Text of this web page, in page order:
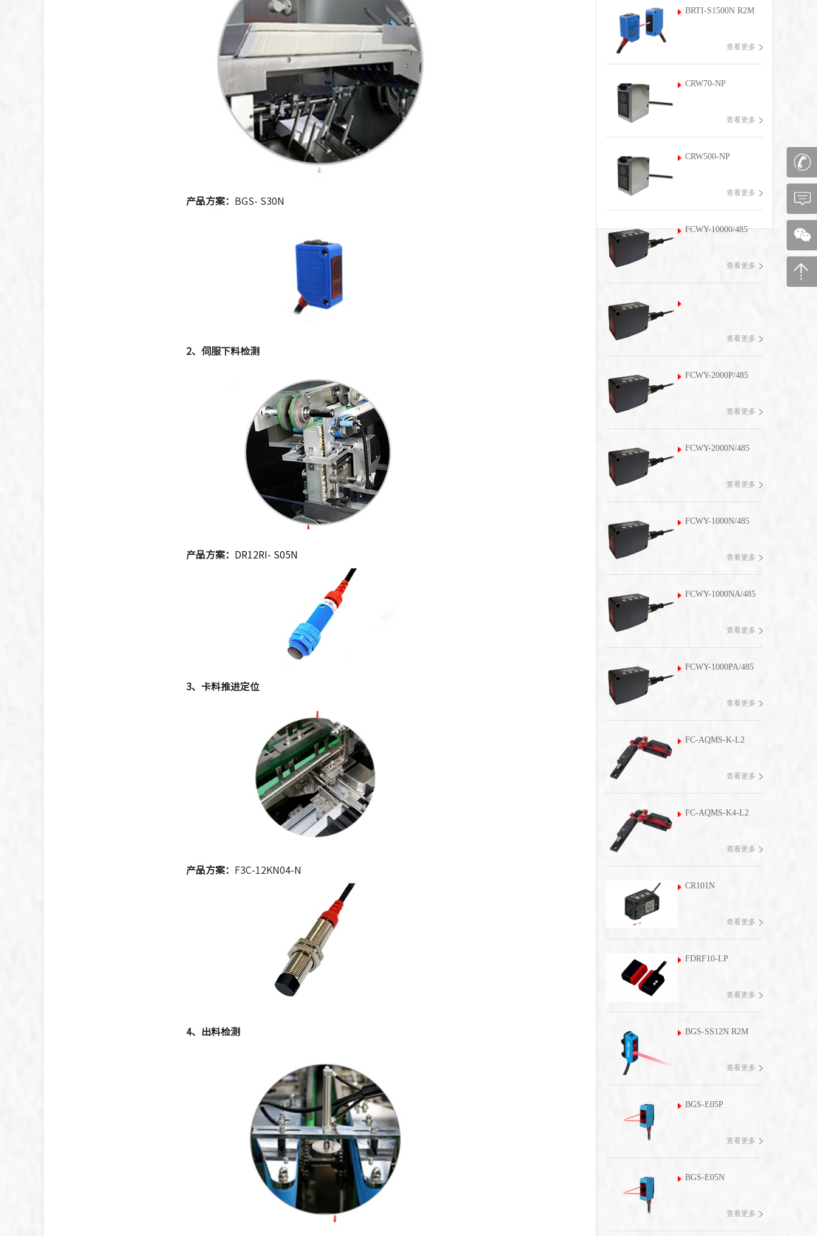
BRTI-S1500N R2M
查看更多
CRW70-NP
查看更多
CRW500-NP
查看更多
FCWY-10000/485
查看更多
查看更多
FCWY-2000P/485
查看更多
FCWY-2000N/485
查看更多
FCWY-1000N/485
查看更多
FCWY-1000NA/485
查看更多
FCWY-1000PA/485
查看更多
FC-AQMS-K-L2
查看更多
FC-AQMS-K4-L2
查看更多
CR101N
查看更多
FDRF10-LP
查看更多
BGS-SS12N R2M
查看更多
BGS-E05P
查看更多
BGS-E05N
查看更多